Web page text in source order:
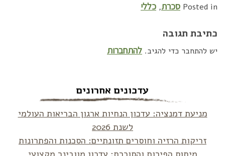
Posted in סכרת, כללי
כתיבת תגובה
יש להתחבר כדי להגיב. להתחברות
עדכונים אחרונים
מניעת דמנציה: עדכון הנחיות ארגון הבריאות העולמי
לשנת 2026
זריקות הרזיה וחוסרים תזונתיים: הסכנות והפתרונות